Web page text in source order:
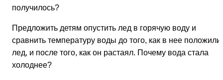
получилось?
Предложить детям опустить лед в горячую воду и
сравнить температуру воды до того, как в нее положили
лед, и после того, как он растаял. Почему вода стала
холоднее?